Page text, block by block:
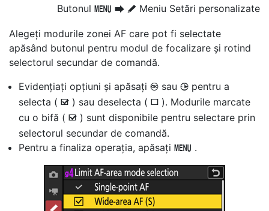
Butonul G U A Meniu Setări personalizate
Alegeți modurile zonei AF care pot fi selectate
apăsând butonul pentru modul de focalizare și rotind
selectorul secundar de comandă.
Evidențiați opțiuni și apăsați J sau 2 pentru a
selecta ( M ) sau deselecta ( U ). Modurile marcate
cu o bifă ( M ) sunt disponibile pentru selectare prin
selectorul secundar de comandă.
Pentru a finaliza operația, apăsați G .